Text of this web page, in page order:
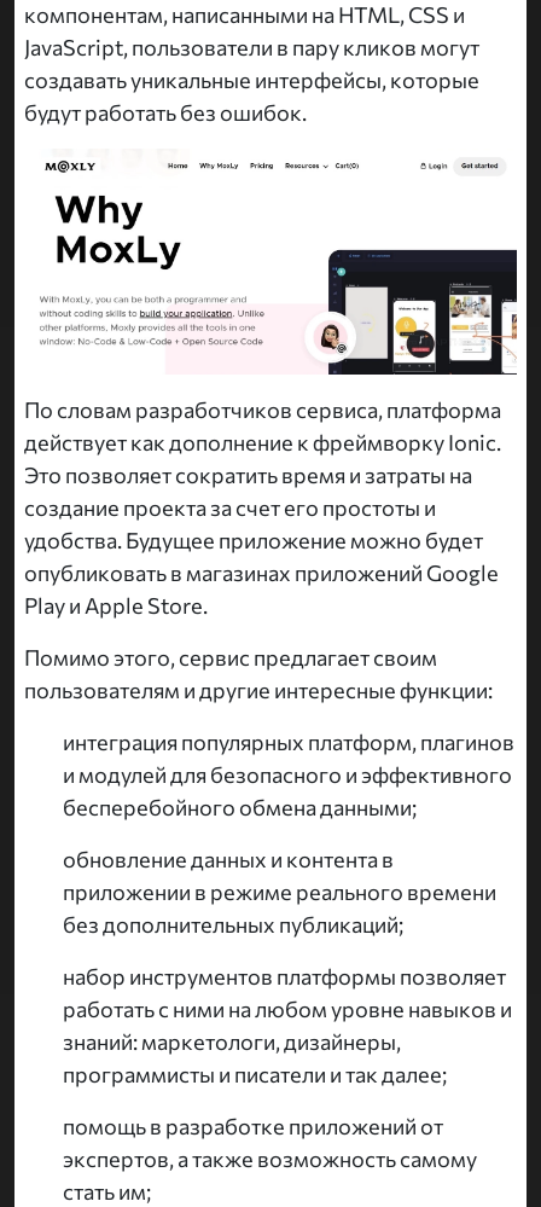
компонентам, написанными на HTML, CSS и
JavaScript, пользователи в пару кликов могут
создавать уникальные интерфейсы, которые
будут работать без ошибок.
По словам разработчиков сервиса, платформа
действует как дополнение к фреймворку Ionic.
Это позволяет сократить время и затраты на
создание проекта за счет его простоты и
удобства. Будущее приложение можно будет
опубликовать в магазинах приложений Google
Play и Apple Store.
Помимо этого, сервис предлагает своим
пользователям и другие интересные функции:
интеграция популярных платформ, плагинов
и модулей для безопасного и эффективного
бесперебойного обмена данными;
обновление данных и контента в
приложении в режиме реального времени
без дополнительных публикаций;
набор инструментов платформы позволяет
работать с ними на любом уровне навыков и
знаний: маркетологи, дизайнеры,
программисты и писатели и так далее;
помощь в разработке приложений от
экспертов, а также возможность самому
стать им;